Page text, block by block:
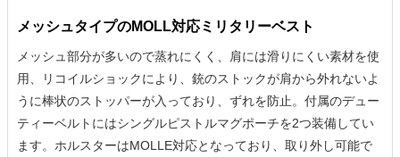
メッシュタイプのMOLL対応ミリタリーベスト
メッシュ部分が多いので蒸れにくく、肩には滑りにくい素材を使
用、リコイルショックにより、銃のストックが肩から外れないよ
うに棒状のストッパーが入っており、ずれを防止。付属のデュー
ティーベルトにはシングルピストルマグポーチを2つ装備してい
ます。ホルスターはMOLLE対応となっており、取り外し可能で